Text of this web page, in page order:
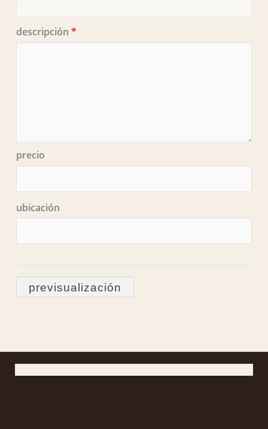
descripción *
precio
ubicación